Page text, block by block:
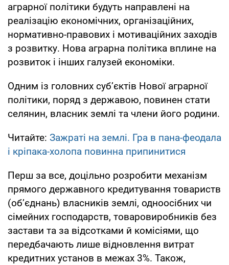
аграрної політики будуть направлені на
реалізацію економічних, організаційних,
нормативно-правових і мотиваційних заходів
з розвитку. Нова аграрна політика вплине на
розвиток і інших галузей економіки.
Одним із головних суб’єктів Нової аграрної
політики, поряд з державою, повинен стати
селянин, власник землі та члени його родини.
Читайте: Зажраті на землі. Гра в пана-феодала
і кріпака-холопа повинна припинитися
Перш за все, доцільно розробити механізм
прямого державного кредитування товариств
(об’єднань) власників землі, одноосібних чи
сімейних господарств, товаровиробників без
застави та за відсотками й комісіями, що
передбачають лише відновлення витрат
кредитних установ в межах 3%. Також,